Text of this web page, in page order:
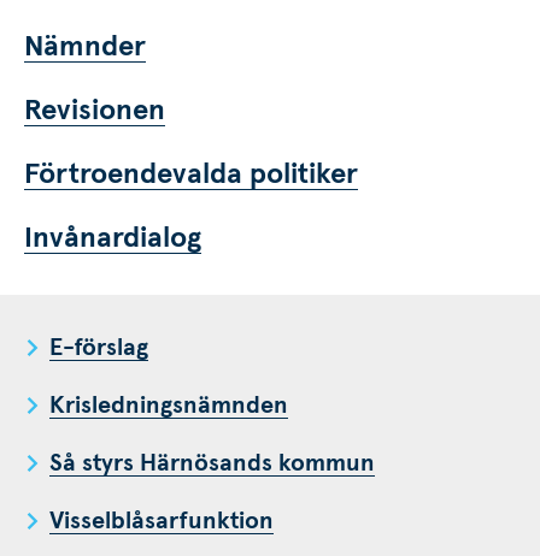
Nämnder
Revisionen
Förtroendevalda politiker
Invånardialog
E-förslag
Krisledningsnämnden
Så styrs Härnösands kommun
Visselblåsarfunktion